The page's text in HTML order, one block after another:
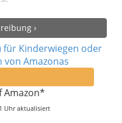
›
für Kinderwiegen oder
Amazonas
Amazon*
Uhr aktualisiert